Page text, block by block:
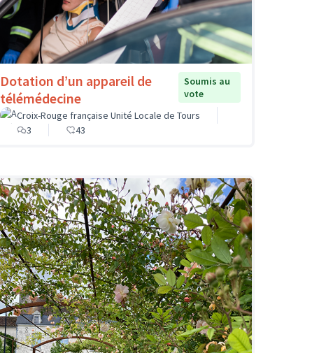
Dotation d’un appareil de
télémédecine
Soumis au
vote
Croix-Rouge française Unité Locale de Tours
3
43